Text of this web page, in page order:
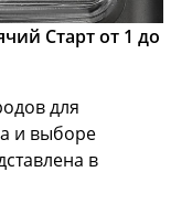
Старт от 1 до
для
и выборе
в